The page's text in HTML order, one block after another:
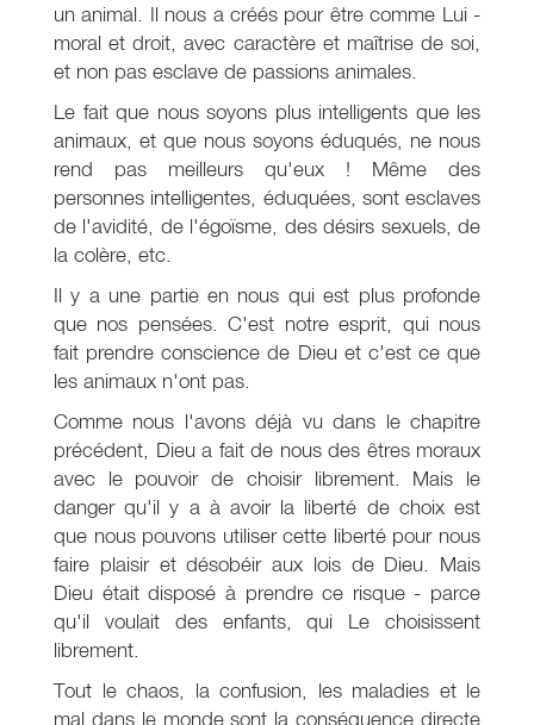
un animal. Il nous a créés pour être comme Lui -
moral et droit, avec caractère et maîtrise de soi,
et non pas esclave de passions animales.
Le fait que nous soyons plus intelligents que les
animaux, et que nous soyons éduqués, ne nous
rend pas meilleurs qu'eux ! Même des
personnes intelligentes, éduquées, sont esclaves
de l'avidité, de l'égoïsme, des désirs sexuels, de
la colère, etc.
Il y a une partie en nous qui est plus profonde
que nos pensées. C'est notre esprit, qui nous
fait prendre conscience de Dieu et c'est ce que
les animaux n'ont pas.
Comme nous l'avons déjà vu dans le chapitre
précédent, Dieu a fait de nous des êtres moraux
avec le pouvoir de choisir librement. Mais le
danger qu'il y a à avoir la liberté de choix est
que nous pouvons utiliser cette liberté pour nous
faire plaisir et désobéir aux lois de Dieu. Mais
Dieu était disposé à prendre ce risque - parce
qu'il voulait des enfants, qui Le choisissent
librement.
Tout le chaos, la confusion, les maladies et le
mal dans le monde sont la conséquence directe